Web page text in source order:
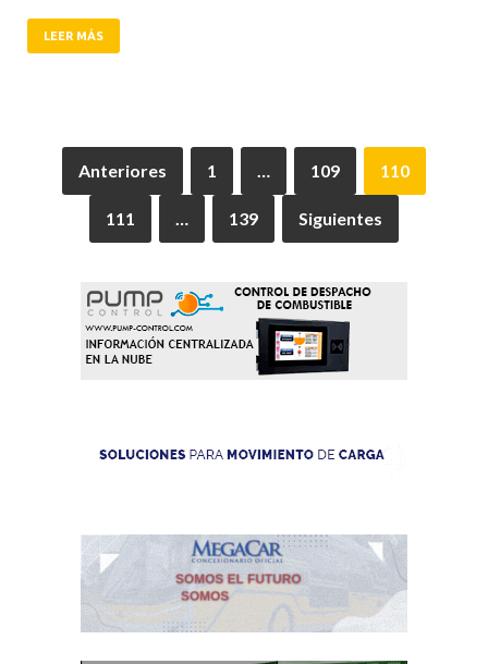
LEER MÁS
Anteriores 1 … 109 110
111 … 139 Siguientes